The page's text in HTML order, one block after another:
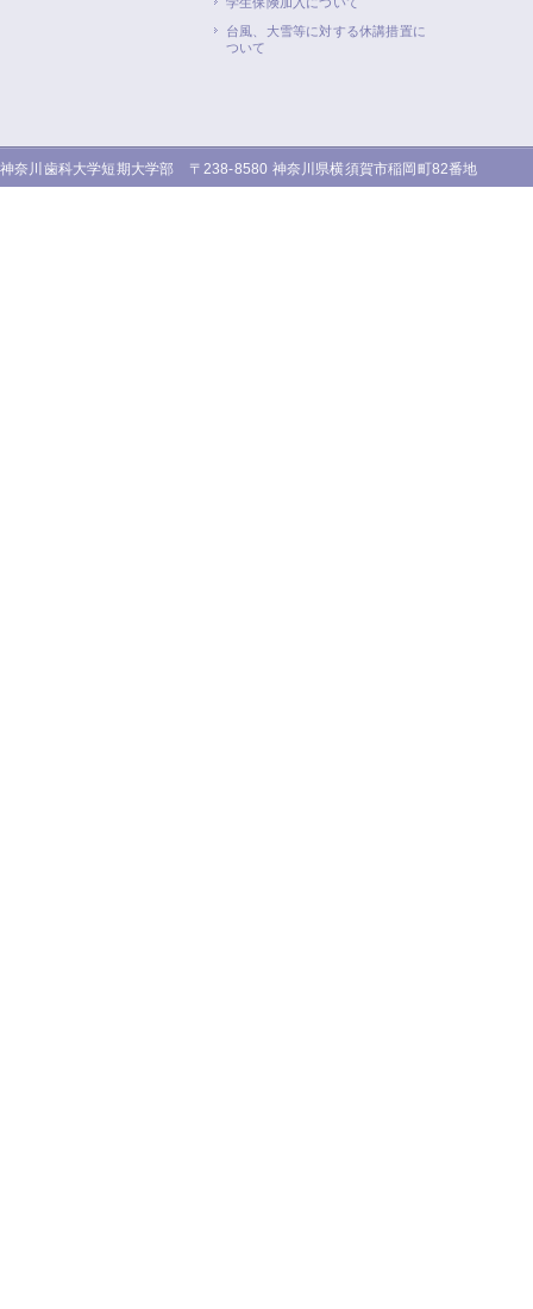
学生保険加入について
台風、大雪等に対する休講措置に
ついて
神奈川歯科大学短期大学部 〒238-8580 神奈川県横須賀市稲岡町82番地